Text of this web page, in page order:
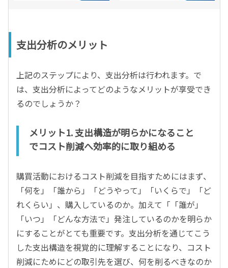
支出分析のメリット
上記のステップにより、支出分析は行われます。で
は、支出分析によってどのようなメリットが享受でき
るのでしょうか？
メリット1. 支出構造が明らかになること
でコスト削減へ効率的に取り組める
購買活動におけるコスト削減を目指すためにはまず、
「何を」「誰から」「どうやって」「いくらで」「ど
れくらい」、購入しているのか。加えて「「誰が」
「いつ」「どんな方法で」発注しているのかを明らか
にすることがとても重要です。支出分析を通じてこう
した支出構造を視覚的に理解することになり、コスト
削減にためにどの取引先を選び、何を削るべきなのか